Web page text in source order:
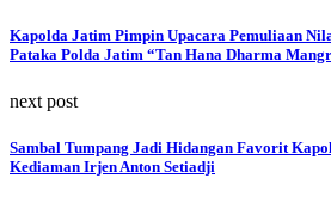
Kapolda Jatim Pimpin Upacara Pemuliaan
Pataka Polda Jatim “Tan Hana Dharma
next post
Sambal Tumpang Jadi Hidangan Favorit
Kediaman Irjen Anton Setiadji